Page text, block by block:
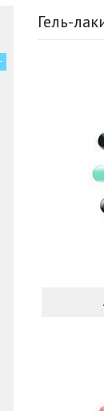
Гель-